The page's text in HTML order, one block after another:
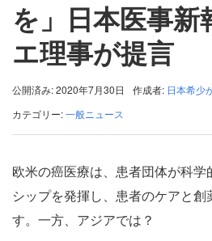
を」日本医事新
エ理事が提言
公開済み: 2020年7月30日 作成者: 日本希少
カテゴリー:一般ニュース
欧米の癌医療は、患者団体が科
シップを発揮し、患者のケアと創
す。一方、アジアでは？